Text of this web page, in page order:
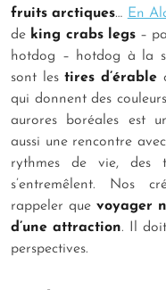
fruits arctiques… En
de king crabs legs–
hotdog – hotdog à la
sont lestires d’érable
qui donnent des
aurores boréales est
aussi une rencontre
rythmes de vie, des
s’entremêlent. Nos
rappeler quevoyager
d’une attraction. Il
perspectives.